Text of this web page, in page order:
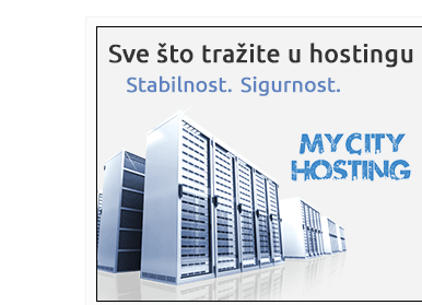
10:42: Đoković: "Taj poraz me je uništio"
10:37:
BRANI TRON, BE...
10:37:Hiljadu pršuta zaplenjeno u
por...
10:37:Vučić sa Zelenskim u Palati Srbija:
ceremonij...
10:35:Vučić dočekao Zelenskog u Palati